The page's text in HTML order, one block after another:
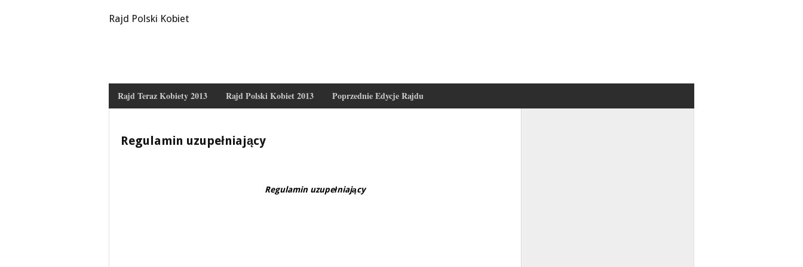
Rajd Polski Kobiet
Rajd Teraz Kobiety 2013 Rajd Polski Kobiet 2013 Poprzednie Edycje Rajdu
Regulamin uzupełniający
Regulamin uzupełniający